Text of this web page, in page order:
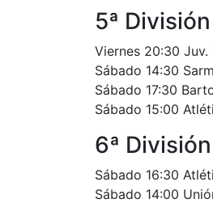
5ª
Viernes 20:30
Sábado 14:30
Sábado 17:30
Sábado 15:00
6ª
Sábado 16:30
Sábado 14:00